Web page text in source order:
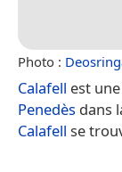
Photo :
Calafell est
Penedès dans
Calafell se